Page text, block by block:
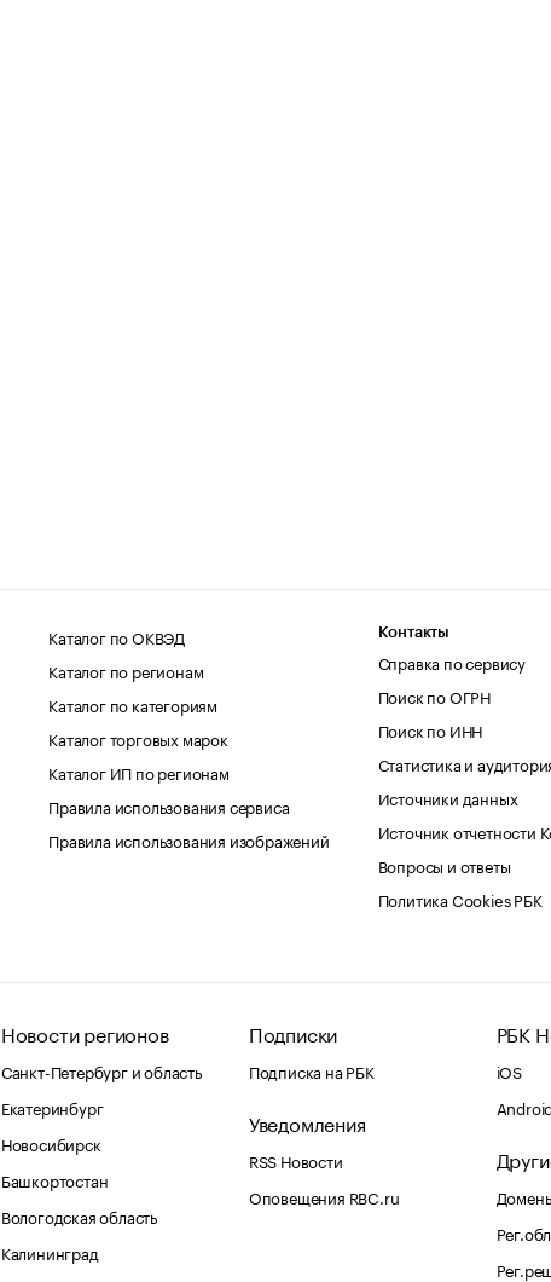
Каталог по ОКВЭД
Каталог по регионам
Каталог по категориям
Каталог торговых марок
Каталог ИП по регионам
Правила использования сервиса
Правила использования изображений
Контакты
Справка по сервису
Поиск по ОГРН
Поиск по ИНН
Статистика и
Источники данных
Источник отчетности
Вопросы и ответы
Политика Cookies РБК
Новости регионов
Санкт-Петербург и область
Екатеринбург
Новосибирск
Башкортостан
Вологодская область
Калининград
Подписки
Подписка на РБК
Уведомления
RSS Новости
Оповещения RBC.ru
РБК
iOS